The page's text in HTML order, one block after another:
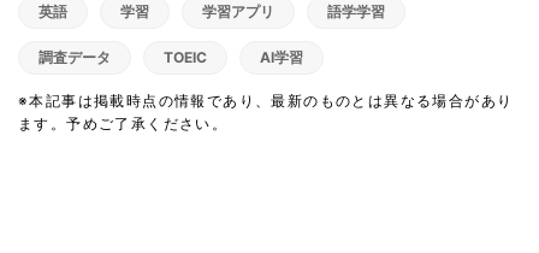
英語 学習 学習アプリ 語学学習
調査データ TOEIC AI学習
※本記事は掲載時点の情報であり、最新のものとは異なる場合があり
ます。予めご了承ください。